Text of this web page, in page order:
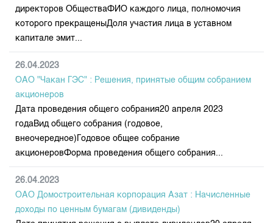
директоров ОбществаФИО каждого лица, полномочия
которого прекращеныДоля участия лица в уставном
капитале эмит...
26.04.2023
ОАО "Чакан ГЭС" : Решения, принятые общим собранием
акционеров
Дата проведения общего собрания20 апреля 2023
годаВид общего собрания (годовое,
внеочередное)Годовое общее собрание
акционеровФорма проведения общего собрания...
26.04.2023
ОАО Домостроительная корпорация Азат : Начисленные
доходы по ценным бумагам (дивиденды)